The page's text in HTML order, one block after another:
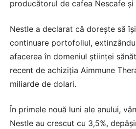
producătorul de cafea Nescafe
Nestle a declarat că dorește să
continuare portofoliul,
afacerea în domeniul științei
recent de achiziția Aimmune
miliarde de dolari.
În primele nouă luni ale anului,
Nestle au crescut cu 3,5%,